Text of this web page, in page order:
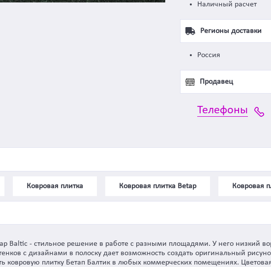
Наличный расчет
Регионы доставки
Россия
Продавец
Телефоны
Ковровая плитка Ковровая плитка Betap Ковровая
Baltic - стильное решение в работе с разными площадями. У него низкий
с дизайнами в полоску дает возможность создать оригинальный
ковровую плитку Бетап Балтик в любых коммерческих помещениях.